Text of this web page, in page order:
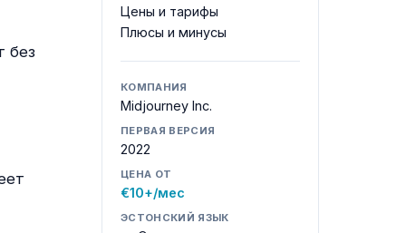
без
Цены и тарифы
Плюсы и минусы
КОМПАНИЯ
Midjourney Inc.
ПЕРВАЯ ВЕРСИЯ
2022
ЦЕНА ОТ
€10+/мес
ЭСТОНСКИЙ ЯЗЫК